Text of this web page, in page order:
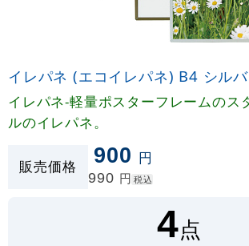
イレパネ (エコイレパネ) B4 シル
イレパネ-軽量ポスターフレームのス
ルのイレパネ。
販売価格 900 円
990 円 税込
4点